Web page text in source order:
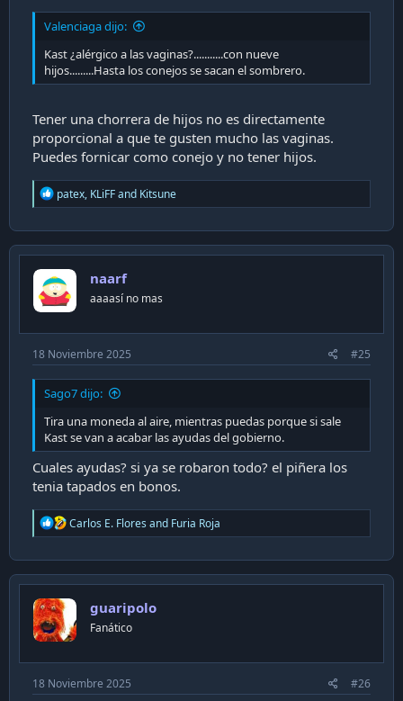
Valenciaga dijo:
Kast ¿alérgico a las vaginas?...........con nueve
hijos.........Hasta los conejos se sacan el sombrero.
Tener una chorrera de hijos no es directamente
proporcional a que te gusten mucho las vaginas.
Puedes fornicar como conejo y no tener hijos.
R
e
c
t
o
n
s
patex, KLiFFand Kitsune
naarf
aaaasí no mas
18 Noviembre 2025 #25
Sago7 dijo:
Tira una moneda al aire, mientras puedas porque si sale
Kast se van a acabar las ayudas del gobierno.
Cuales ayudas? si ya se robaron todo? el piñera los
tenia tapados en bonos.
R
e
c
t
n
s
Carlos E. Flores and Furia Roja
guaripolo
Fanático
18 Noviembre 2025 #26